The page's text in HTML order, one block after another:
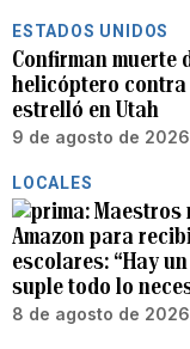
ESTADOS UNIDOS
Confirman muerte
helicóptero
estrelló en Utah
9 de agosto de
LOCALES
Maestros
Amazon para
escolares: “Hay
suple todo lo
8 de agosto de 2026